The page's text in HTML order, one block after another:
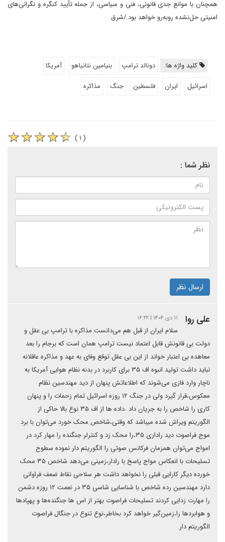
همچنان با موانع جدی قانونی، فنی و سیاسی، از جمله تأیید کنگره و نگرانی‌های
امنیتی حل‌نشده روبه‌رو خواهد بود./شرق
کلید واژه ها: دونالد ترامپ بنیامین نتانیاهو
آمریکا
اسرائیل
ایران فلسطین جنگ مذاکره
( ۱ )
نظر شما :
ارسال نظر
علی روا ۱۱ دی ۱۴۰۴ | ۱۶:۲۲
سلام ایران از قبل هم می‌دانست مذاکره با ترامپ بی عقل و
دولت بی قانونش قابل اعتماد نیست ترامپ همان است که برجام را بعد
معاهده بی اعتبار خواند از این بی عقل توقع وفای به عهد و مذاکره عاقلانه
نباید داشت تولید انبوه اف ۳۵ برای کاربرد در بدنه نظام هوایی آمریکا به
ناچار وارد فازی می‌شوند که اطلاعاتش پنهان از دید مهندسین نظام
معکوس،قرار گیرد ولی در جنگ ۱۲ روزه اسرائیل تمام زحمات را و پنهان
کاری را شاخص را به جریان داد .داده ها از اف ۳۵ نوع بالا حاکی از
الگوریتم ویراش شده میباشد که وقتی،شاخص محک خورد می‌توان با برد
موج فراصوت دید راداری ۳۵،را محک زد و کنترلر جنگنده را مهار کرد در
امواج می‌توان همزمان فرکانس صوتی را الگوریتم دار نموده سطوح
تسلیحات با انعکاس مواج پاسخ با رادار،زمینی می‌دهد شاخص ۳۵ محک
خورده دیگر کارایی قبلی را نخواهد داشت هر سلاحی نقاط ضعف فراوانی
دارد مهندسین رده شاخص با شناسایی شاسی ۳۵ در نعمت ۱۲ روزه دشمن
را مهارت زدایی کردند تسلیحات فراصوت بهتر از اس ها جنگنده‌ها و پهپادها
و هوابردها را،زمین‌گیر خواهد کرد بخاطر،نوع تنوع در جنگال فراصوت
الگوریتم دار